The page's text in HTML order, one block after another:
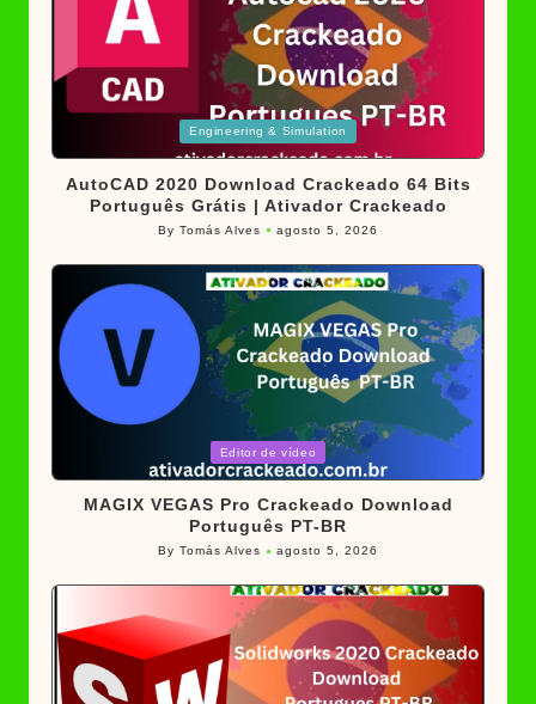
in
Engineering & Simulation
AutoCAD 2020 Download Crackeado 64 Bits
Português Grátis | Ativador Crackeado
Posted
ByTomás Alves agosto 5, 2026
in
Editor de vídeo
MAGIX VEGAS Pro Crackeado Download
Português PT-BR
Posted
ByTomás Alves agosto 5, 2026